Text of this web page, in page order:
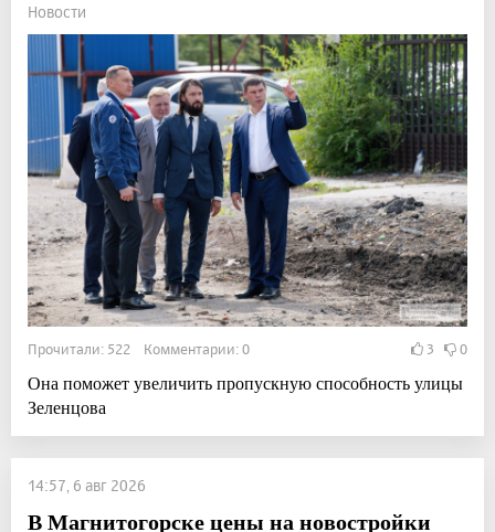
Новости
Прочитали: 522 Комментарии: 0 3 0
Она поможет увеличить пропускную способность улицы
Зеленцова
14:57, 6 авг 2026
В Магнитогорске цены на новостройки